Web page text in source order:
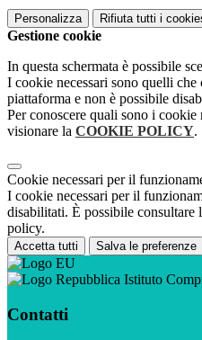
Personalizza Rifiuta tutti i
Gestione cookie
In questa schermata è possibile
I cookie necessari sono quelli
piattaforma e non è possibile
Per conoscere quali sono i
visionare la COOKIE POLICY.
Cookie necessari per il
I cookie necessari per il
disabilitati. È possibile consultare
policy.
Accetta tutti Salva le preferenze
Istituto
Contatti